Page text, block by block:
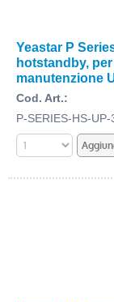
Yeastar P
hotstandby,
manutenzione
Cod. Art.:
P-SERIES-HS-